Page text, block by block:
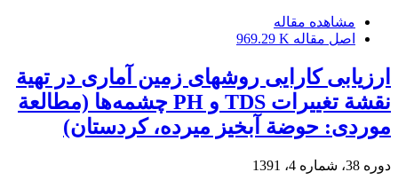
مشاهده مقاله
اصل مقاله 969.29 K
ارزیابی کارایی روشهای زمین آماری در تهیة
نقشة تغییرات TDS و PH چشمه‌ها (مطالعة
موردی: حوضة آبخیز میرده، کردستان)
دوره 38، شماره 4، 1391